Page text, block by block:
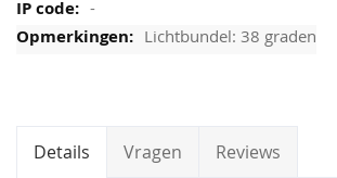
-
Lichtbundel: 38 graden
Details Vragen Reviews